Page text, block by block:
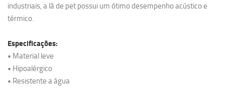
industriais, a lã de pet possui um ótimo desempenho acústico e
térmico.
Especificações:
• Material leve
• Hipoalérgico
• Resistente a água